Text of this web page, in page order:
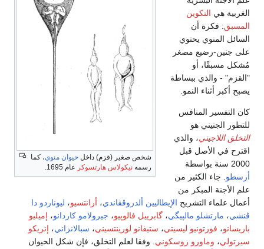
شخص صغير (قزم) داخل حيوان منوي، كما
رسمه نيكولاس هارتسوكر عام 1695.
الغربية هي التكوين
المسبق: فكرة أن
السائل المنوي يحتوي
على جنين-رضيع مصغر
مُشكل مسبقًا، أو
"القزم" - والذي ببساطة
يصبح أكبر أثناء النمو.
كان التفسير المنافس
للتطور الجنيني هو
التخلق اللاجيني، والذي
اقترح في الأصل قبل
2000 سنة بواسطة
أرسطو . جاء الكثير من
علم الأجنة المبكر من
أعمال علماء التشريح الإيطاليين ألدروڤڤاندي، أرانتسيو، ليوناردو دا
ڤنشي، مارتشلو مالپيگي، گابرييل فالوپيو، جيرولامو كاردانو، إميليو
باريسانو، فورتونيو ليسيتي، ستيفانو لورينتسيني، سبالانزاني، إنريكو
سيرتولي، وماورو روسكوني . وفقا لعلم التخلق، فإن شكل الحيوان